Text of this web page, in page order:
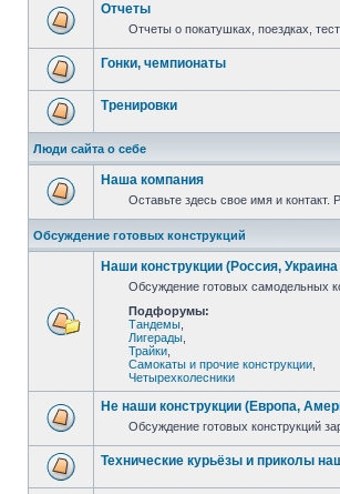
Отчеты
Отчеты о покатушках, поездках,
Гонки, чемпионаты
Тренировки
Люди сайта о себе
Наша компания
Оставьте здесь свое имя и
Обсуждение готовых конструкций
Наши конструкции (Россия,
Обсуждение готовых самодельных
Подфорумы:
Тандемы
Лигерады
Трайки
Самокаты и прочие конструкции
Четырехколесники
Не наши конструкции (Европа,
Обсуждение готовых конструкций
Технические курьёзы и приколы